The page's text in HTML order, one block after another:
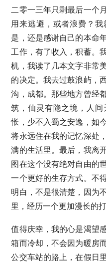
二零一三年只剩最后一个
用来逃避，或者浪费？
是，还是感谢自己的本命
工作，有了收入，积蓄。
机，我读了几本文字非常
的决定。我去过鼓浪屿，
沟，成都。那些地方曾经
筑，仙灵有隐之境，人
怅，少不入蜀之安逸，如
将永远住在我的记忆深处
满的生活里。最后，我离
图在这个没有绝对自由的
一个更好的生存方式。不
明白，不是很清楚，因为
里，经历一个更加漫长的
值得庆幸，我的心是渴望
箱而冷却，不会因为暖房
公交车站的路上，在假日